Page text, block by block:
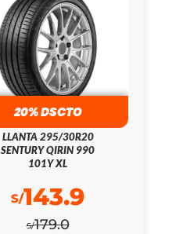
20% DSCTO
LLANTA 295/30R20
SENTURY QIRIN 990
101Y XL
S/179.0
S/143.9